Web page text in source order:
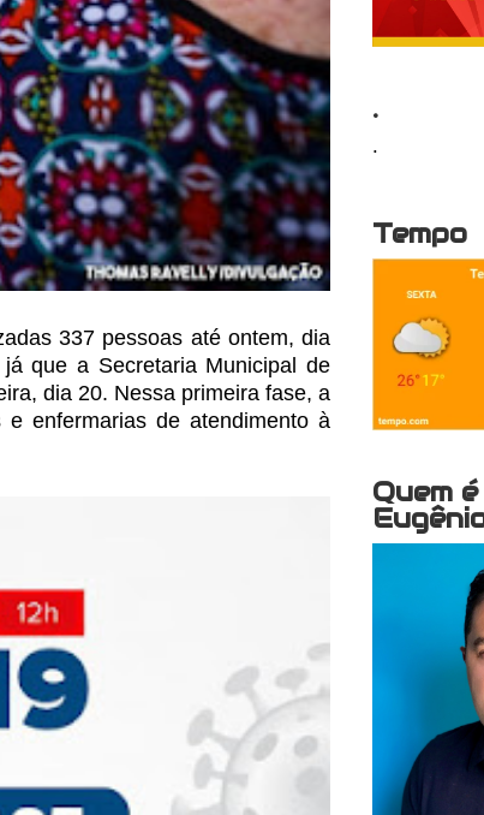
337 pessoas até ontem, dia
que a Secretaria Municipal de
dia 20. Nessa primeira fase, a
e enfermarias de atendimento à
.
.
Tempo
Quem